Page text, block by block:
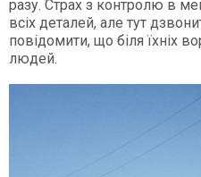
разу. Страх з контролю в
всіх деталей, але тут
повідомити, що біля їхніх
людей.